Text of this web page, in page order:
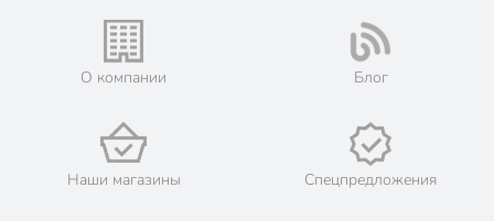
Габариты упаковки
2 x 10 x 21 см
О компании Блог
Наши магазины Спецпредложения